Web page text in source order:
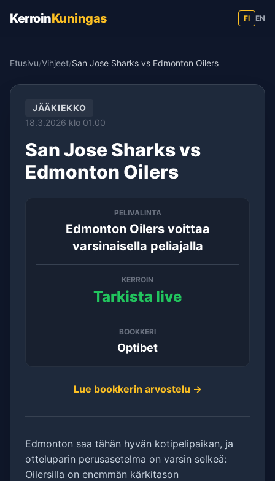
KerroinKuningas FI EN
Etusivu/Vihjeet/San Jose Sharks vs Edmonton Oilers
JÄÄKIEKKO
18.3.2026 klo 01.00
San Jose Sharks vs
Edmonton Oilers
PELIVALINTA
Edmonton Oilers voittaa
varsinaisella peliajalla
KERROIN
Tarkista live
BOOKKERI
Optibet
Lue bookkerin arvostelu →
Edmonton saa tähän hyvän kotipelipaikan, ja
otteluparin perusasetelma on varsin selkeä:
Oilersilla on enemmän kärkitason